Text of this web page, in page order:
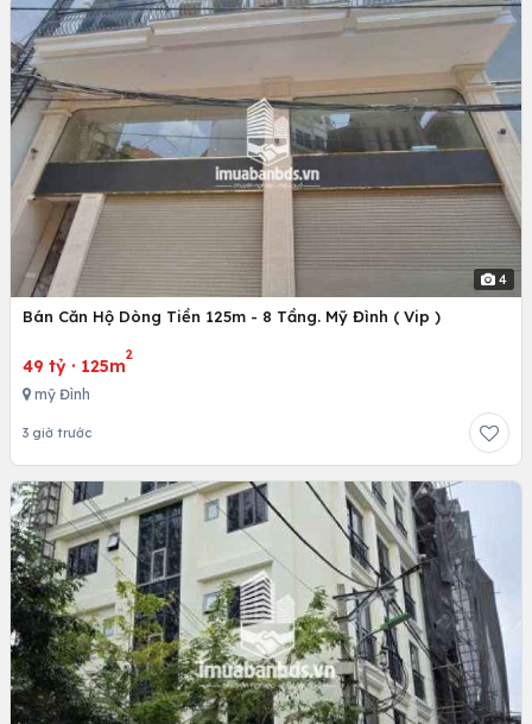
4
Bán Căn Hộ Dòng Tiền 125m - 8 Tầng. Mỹ Đình ( Vip )
49 tỷ · 125m
2
mỹ Đình
3 giờ trước